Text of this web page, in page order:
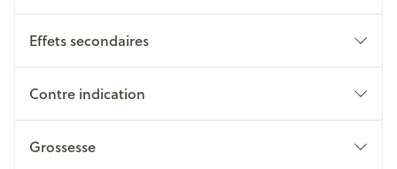
Effets secondaires
Contre indication
Grossesse